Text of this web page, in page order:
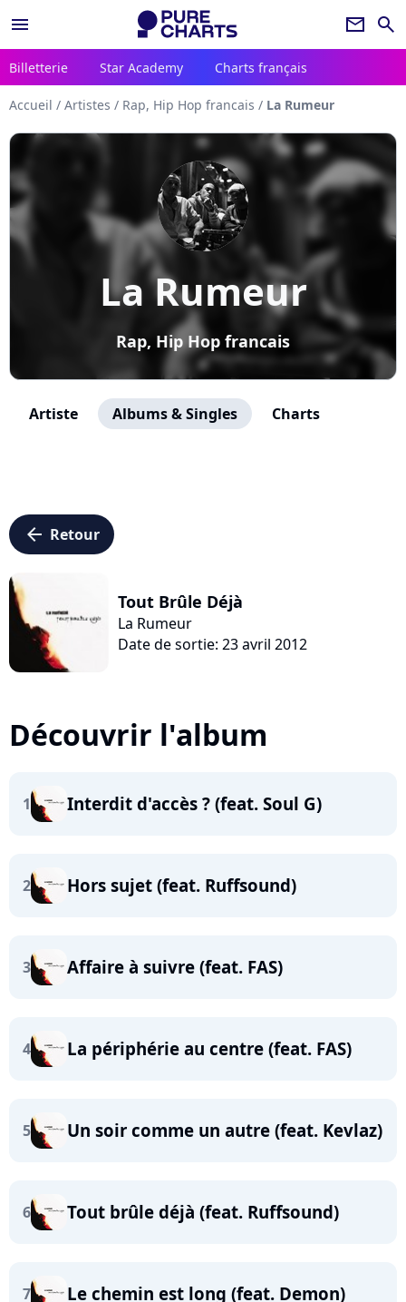
menu newsletter search
Billetterie Star Academy Charts français
Accueil / Artistes / Rap, Hip Hop francais / La Rumeur
La Rumeur
Rap, Hip Hop francais
Artiste Albums & Singles Charts
arrow_left Retour
Tout Brûle Déjà
La Rumeur
Date de sortie: 23 avril 2012
Découvrir l'album
1 Interdit d'accès ? (feat. Soul G)
2 Hors sujet (feat. Ruffsound)
3 Affaire à suivre (feat. FAS)
4 La périphérie au centre (feat. FAS)
5 Un soir comme un autre (feat. Kevlaz)
6 Tout brûle déjà (feat. Ruffsound)
7 Le chemin est long (feat. Demon)